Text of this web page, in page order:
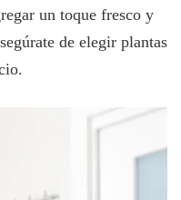
un toque fresco y
de elegir plantas